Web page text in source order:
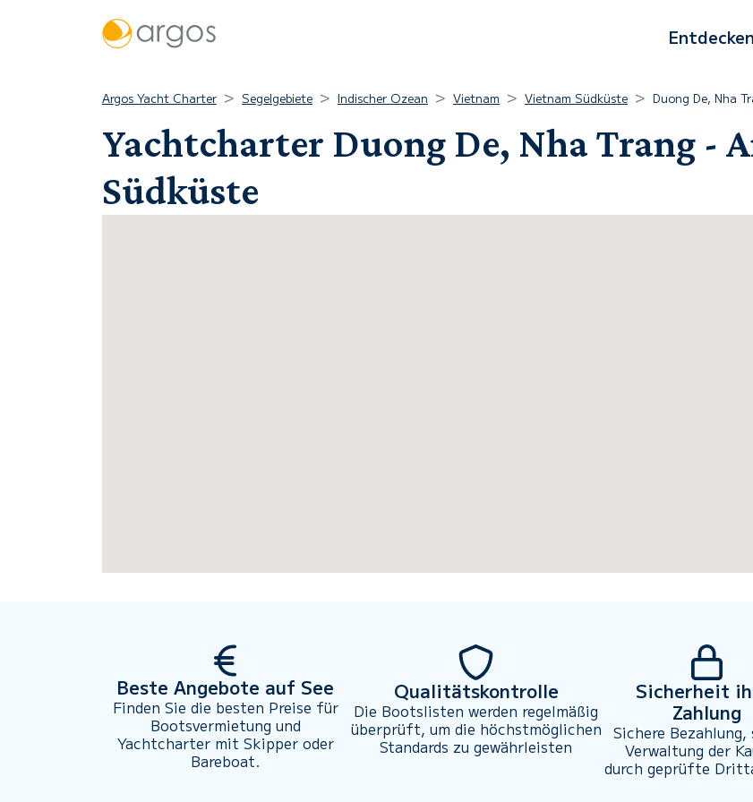
Entdecken
Argos Yacht Charter Segelgebiete Indischer Ozean Vietnam Vietnam Südküste Duong De, Nha
Yachtcharter Duong De, Nha Trang -
Südküste
Beste Angebote auf See
Finden Sie die besten Preise für
Bootsvermietung und
Yachtcharter mit Skipper oder
Bareboat.
Qualitätskontrolle
Die Bootslisten werden regelmäßig
überprüft, um die höchstmöglichen
Standards zu gewährleisten
Sicherheit
Zahlung
Sichere Bezahlung,
Verwaltung der
durch geprüfte